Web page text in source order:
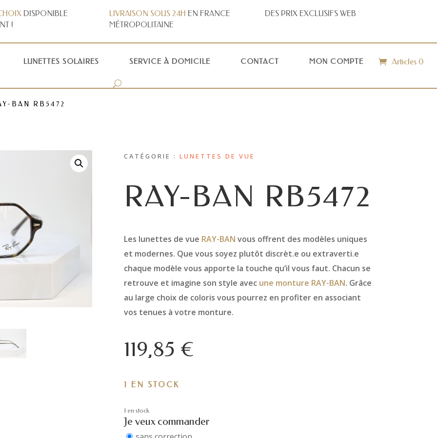
DISPONIBLE
!
LIVRAISON SOUS 24H EN FRANCE
MÉTROPOLITAINE
DES PRIX EXCLUSIFS WEB
LUNETTES SOLAIRES SERVICE À DOMICILE CONTACT MON COMPTE Articles 0
BAN RB5472
CATÉGORIE : LUNETTES DE VUE
RAY-BAN RB5472
Les lunettes de vue RAY-BAN vous offrent des modèles uniques
et modernes. Que vous soyez plutôt discrèt.e ou extraverti.e
chaque modèle vous apporte la touche qu’il vous faut. Chacun se
retrouve et imagine son style avec une monture RAY-BAN. Grâce
au large choix de coloris vous pourrez en profiter en associant
vos tenues à votre monture.
119,85 €
1 EN STOCK
1 en stock
Je veux commander